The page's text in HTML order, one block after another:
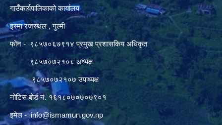
गाउँकार्यपालिकाको कार्यालय
इस्मा रजस्थल , गुल्मी
फोन - ९८५७०६७९१४ प्रमुख प्रशासकिय अधिकृत
९८५७०७२१०८ अध्यक्ष
९८५७०७२१०७ उपाध्यक्ष
नोटिस बोर्ड नं. १६१८०७०७०७९०१
इमेल - info@ismamun.gov.np